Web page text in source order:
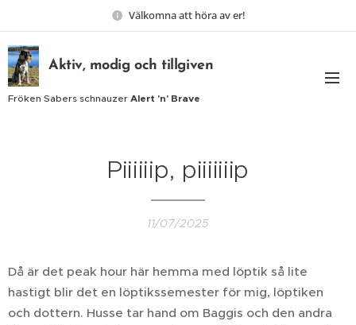
Välkomna att höra av er!
Aktiv, modig och tillgiven
Fröken Sabers schnauzer Alert 'n' Brave
Piiiiiip, piiiiiiip
11/07/2025
Då är det peak hour här hemma med löptik så lite
hastigt blir det en löptikssemester för mig, löptiken
och dottern. Husse tar hand om Baggis och den andra